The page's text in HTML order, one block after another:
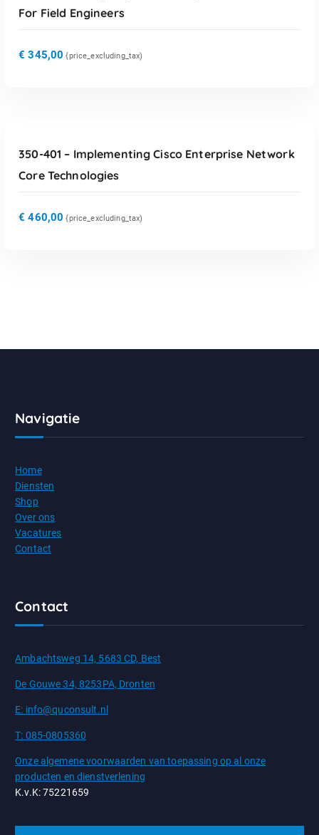
For Field Engineers
€ 345,00 {price_excluding_tax)
350-401 – Implementing Cisco Enterprise Network
Core Technologies
€ 460,00 {price_excluding_tax)
Navigatie
Home
Diensten
Shop
Over ons
Vacatures
Contact
Contact
Ambachtsweg 14, 5683 CD, Best
De Gouwe 34, 8253PA, Dronten
E: info@quconsult.nl
T: 085-0805360
Onze algemene voorwaarden van toepassing op al onze
producten en dienstverlening
K.v.K: 75221659